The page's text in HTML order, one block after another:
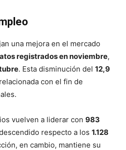
una mejora en el mercado
registrados en noviembre,
. Esta disminución del 12,9
con el fin de
vuelven a liderar con 983
respecto a los 1.128
en cambio, mantiene su